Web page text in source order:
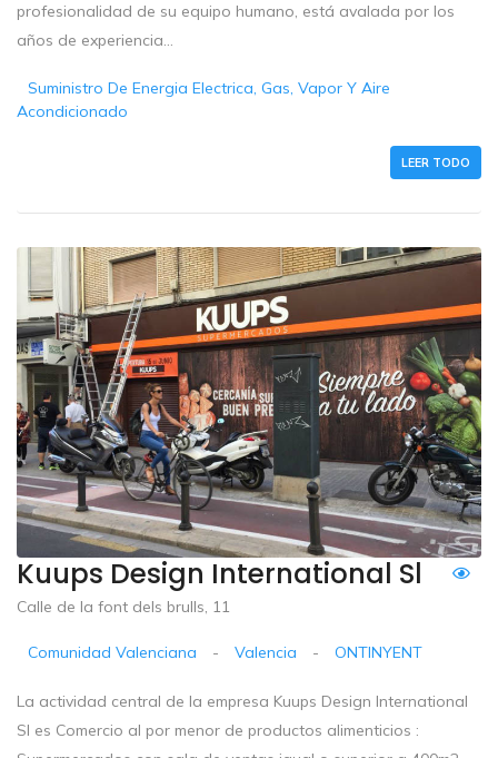
profesionalidad de su equipo humano, está avalada por los
años de experiencia...
Suministro De Energia Electrica, Gas, Vapor Y Aire
Acondicionado
LEER TODO
Kuups Design International Sl
Calle de la font dels brulls, 11
Comunidad Valenciana - Valencia - ONTINYENT
La actividad central de la empresa Kuups Design International
Sl es Comercio al por menor de productos alimenticios :